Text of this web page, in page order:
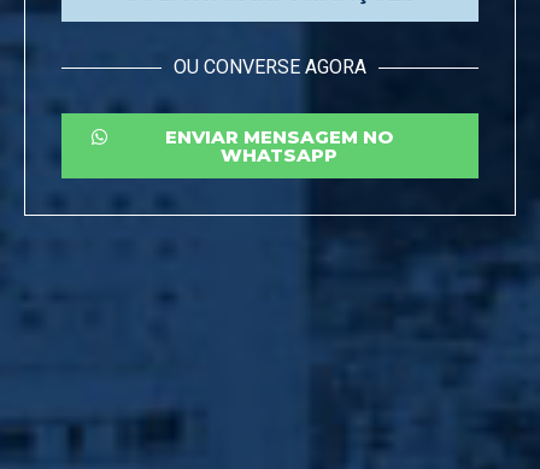
OU CONVERSE AGORA
ENVIAR MENSAGEM NO
WHATSAPP